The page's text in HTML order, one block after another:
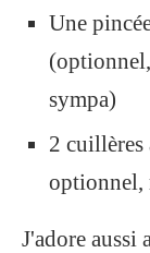
Une
sympa)
2 cuillères
optionnel,
J'adore aussi